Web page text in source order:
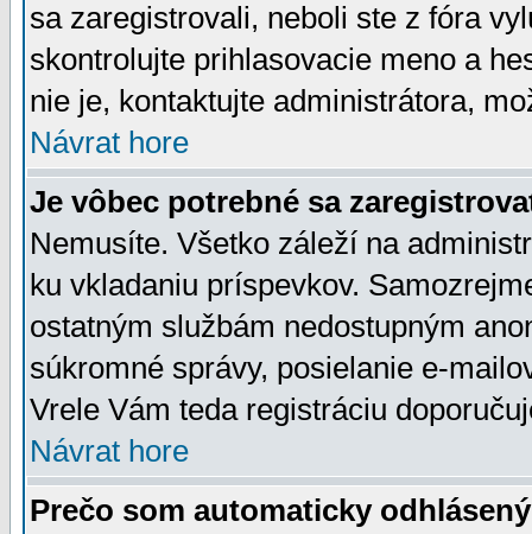
sa zaregistrovali, neboli ste z fóra
skontrolujte prihlasovacie meno a
nie je, kontaktujte administrátora,
Návrat hore
Je vôbec potrebné sa
Nemusíte. Všetko záleží na
ku vkladaniu príspevkov.
ostatným službám nedostupným
súkromné správy, posielanie e-
Vrele Vám teda registráciu
Návrat hore
Prečo som automaticky